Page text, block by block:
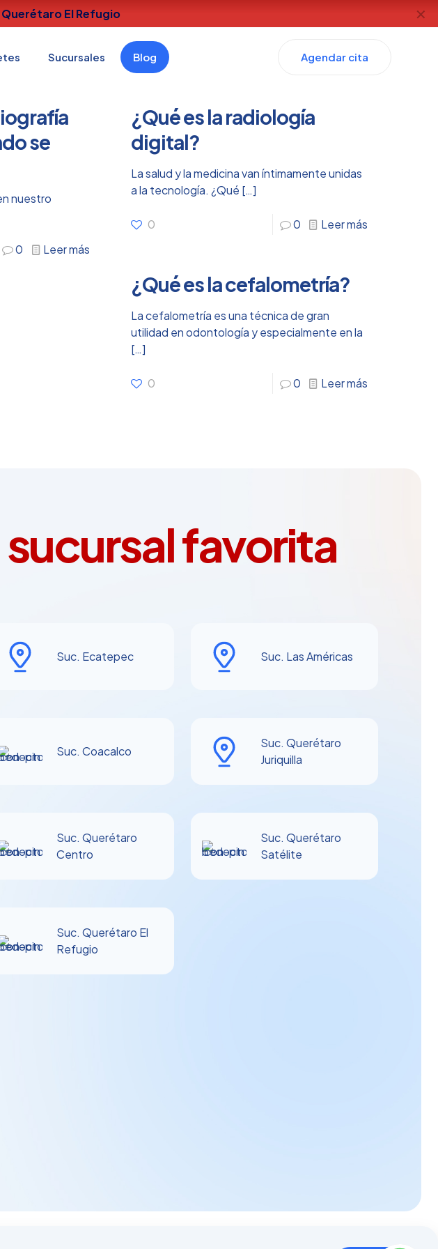
El Refugio ✕
Sucursales Blog Agendar cita
se
nuestro
0 Leer más
¿Qué es la radiología
digital?
La salud y la medicina van íntimamente unidas
a la tecnología. ¿Qué […]
0 0 Leer más
¿Qué es la cefalometría?
La cefalometría es una técnica de gran
utilidad en odontología y especialmente en la
[…]
0 0 Leer más
favorita
Suc. Ecatepec Suc. Las Américas
Suc. Coacalco
Suc. Querétaro
Juriquilla
Suc. Querétaro
Centro
Suc. Querétaro
Satélite
Suc. Querétaro El
Refugio